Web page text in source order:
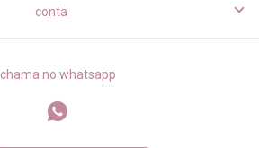
conta
chama no whatsapp